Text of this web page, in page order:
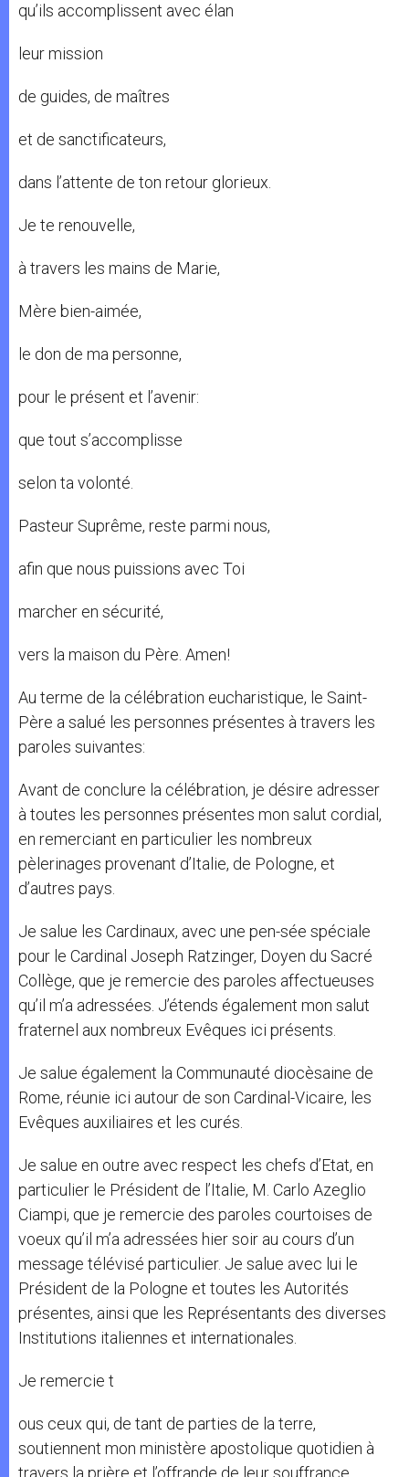
qu’ils accomplissent avec élan
leur mission
de guides, de maîtres
et de sanctificateurs,
dans l’attente de ton retour glorieux.
Je te renouvelle,
à travers les mains de Marie,
Mère bien-aimée,
le don de ma personne,
pour le présent et l’avenir:
que tout s’accomplisse
selon ta volonté.
Pasteur Suprême, reste parmi nous,
afin que nous puissions avec Toi
marcher en sécurité,
vers la maison du Père. Amen!
Au terme de la célébration eucharistique, le Saint-
Père a salué les personnes présentes à travers les
paroles suivantes:
Avant de conclure la célébration, je désire adresser
à toutes les personnes présentes mon salut cordial,
en remerciant en particulier les nombreux
pèlerinages provenant d’Italie, de Pologne, et
d’autres pays.
Je salue les Cardinaux, avec une pen-sée spéciale
pour le Cardinal Joseph Ratzinger, Doyen du Sacré
Collège, que je remercie des paroles affectueuses
qu’il m’a adressées. J’étends également mon salut
fraternel aux nombreux Evêques ici présents.
Je salue également la Communauté diocèsaine de
Rome, réunie ici autour de son Cardinal-Vicaire, les
Evêques auxiliaires et les curés.
Je salue en outre avec respect les chefs d’Etat, en
particulier le Président de l’Italie, M. Carlo Azeglio
Ciampi, que je remercie des paroles courtoises de
voeux qu’il m’a adressées hier soir au cours d’un
message télévisé particulier. Je salue avec lui le
Président de la Pologne et toutes les Autorités
présentes, ainsi que les Représentants des diverses
Institutions italiennes et internationales.
Je remercie t
ous ceux qui, de tant de parties de la terre,
soutiennent mon ministère apostolique quotidien à
travers la prière et l’offrande de leur souffrance.